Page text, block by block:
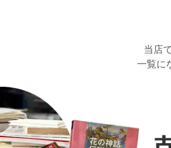
当店
一覧に